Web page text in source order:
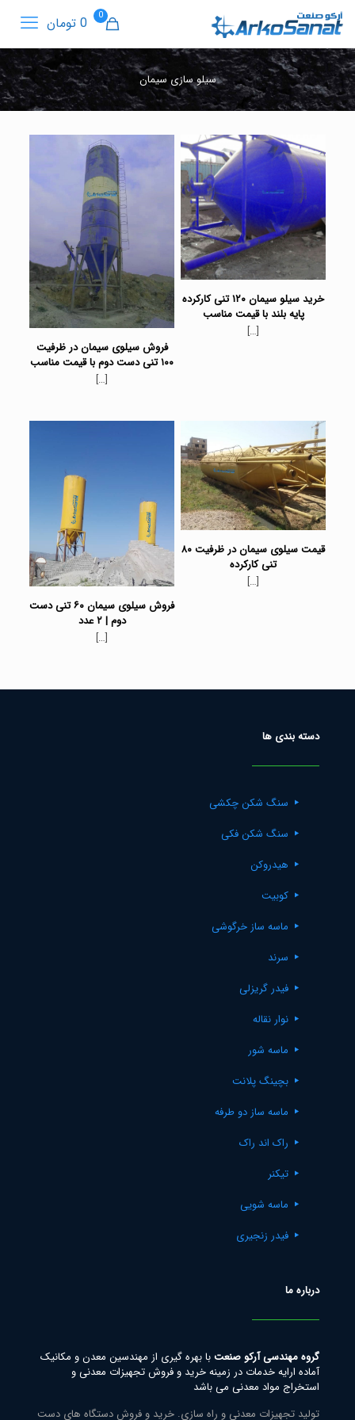
0 0 تومان
سیلو سازی سیمان
خرید سیلو سیمان ۱۲۰ تنی کارکرده
پایه بلند با قیمت مناسب
[…]
فروش سیلوی سیمان در ظرفیت
۱۰۰ تنی دست دوم با قیمت مناسب
[…]
قیمت سیلوی سیمان در ظرفیت ۸۰
تنی کارکرده
[…]
فروش سیلوی سیمان ۶۰ تنی دست
دوم | ۲ عدد
[…]
دسته بندی ها
سنگ شکن چکشی
سنگ شکن فکی
هیدروکن
کوبیت
ماسه ساز خرگوشی
سرند
فیدر گریزلی
نوار نقاله
ماسه شور
بچینگ پلانت
ماسه ساز دو طرفه
راک اند راک
تیکنر
ماسه شویی
فیدر زنجیری
درباره ما
گروه مهندسی آرکو صنعتبا بهره گیری از مهندسین معدن و مکانیک
آماده ارایه خدمات در زمینه خرید و فروش تجهیزات معدنی و
استخراج مواد معدنی می باشد
تولید تجهیزات معدنی و راه سازی. خرید و فروش دستگاه های دست